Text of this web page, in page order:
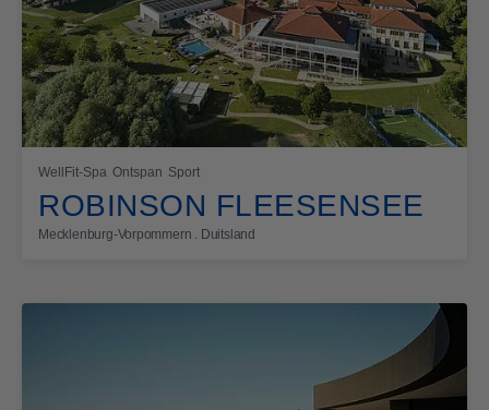
WellFit-Spa Ontspan Sport
ROBINSON FLEESENSEE
Mecklenburg-Vorpommern . Duitsland